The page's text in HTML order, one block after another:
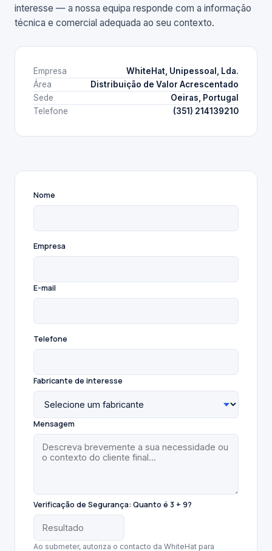
interesse — a nossa equipa responde com a informação
técnica e comercial adequada ao seu contexto.
Empresa
WhiteHat, Unipessoal, Lda.
Área
Distribuição de Valor Acrescentado
Sede
Oeiras, Portugal
Telefone
(351) 214139210
Nome
Empresa
E-mail
Telefone
Fabricante de interesse
Mensagem
Verificação de Segurança:Quanto é 3 + 9?
Ao submeter, autoriza o contacto da WhiteHat para